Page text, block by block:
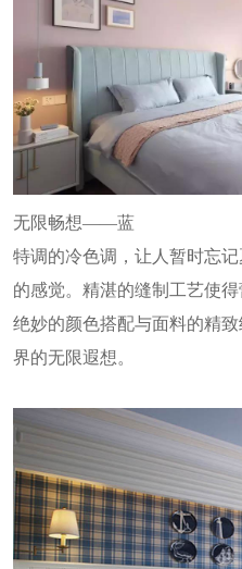
无限畅想——蓝
特调的冷色调，让人暂时忘
的感觉。精湛的缝制工艺使
绝妙的颜色搭配与面料的精
界的无限遐想。